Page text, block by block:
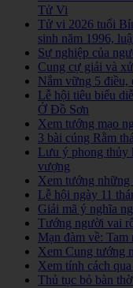
Tử Vi
Tử vi 2026 tuổi
sinh năm 1996,
Sự nghiệp của
Cung cự giải và
Nắm vững 5 điều,
Lễ hội tiêu biểu
Ở Đồ Sơn
Xem tướng mạo
3 bài cúng Rằm
Lưu ý phong thủy
vượng
Xem tướng những
Lễ hội ngày 11
Giải mã ý nghĩa
Tướng người vai
Mạn đàm về: Tam
Xem Cung tướng
Xem tính cách
Thủ tục bỏ bàn